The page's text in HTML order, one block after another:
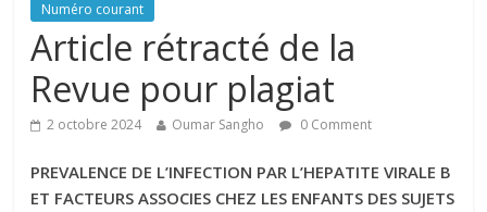
Numéro courant
Article rétracté de la
Revue pour plagiat
2 octobre 2024 Oumar Sangho 0 Comment
PREVALENCE DE L’INFECTION PAR L’HEPATITE VIRALE B
ET FACTEURS ASSOCIES CHEZ LES ENFANTS DES SUJETS